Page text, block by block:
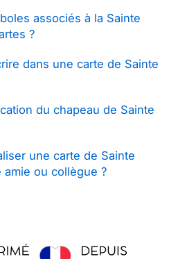
associés à la Sainte
?
dans une carte de Sainte
du chapeau de Sainte
une carte de Sainte
ou collègue ?